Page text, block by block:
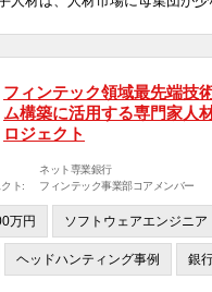
フィンテック領域最先端技
ム構築に活用する専門家人
ロジェクト
ネット専業銀行
ト:
フィンテック事業部コアメンバー
万円 ソフトウェアエンジニア
ヘッドハンティング事例 銀